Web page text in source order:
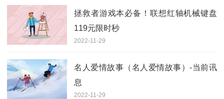
拯救者游戏本必备！联想红轴机械键盘
119元限时秒
2022-11-29
名人爱情故事（名人爱情故事）-当前讯
息
2022-11-29